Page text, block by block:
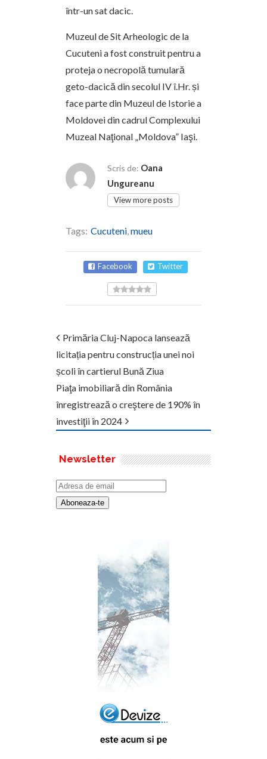
într-un sat dacic.
Muzeul de Sit Arheologic de la
Cucuteni a fost construit pentru a
proteja o necropolă tumulară
geto-dacică din secolul IV î.Hr. și
face parte din Muzeul de Istorie a
Moldovei din cadrul Complexului
Muzeal Naţional „Moldova” Iaşi.
Scris de: Oana
Ungureanu
View more posts
Tags: Cucuteni,mueu
Facebook Twitter
Primăria Cluj-Napoca lansează
licitația pentru construcția unei noi
școli în cartierul Bună Ziua
Piaţa imobiliară din România
înregistrează o creştere de 190% în
investiţii în 2024
Newsletter